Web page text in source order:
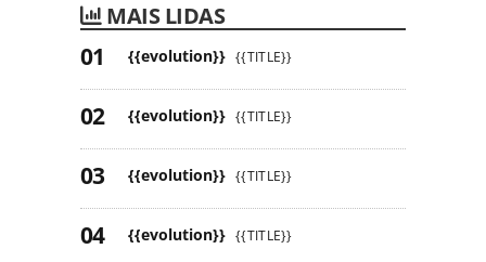
MAIS LIDAS
{{evolution}} {{TITLE}}
{{evolution}} {{TITLE}}
{{evolution}} {{TITLE}}
{{evolution}} {{TITLE}}